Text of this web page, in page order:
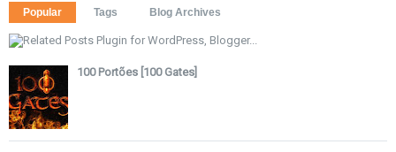
Popular Tags Blog Archives
100 Portões [100 Gates]